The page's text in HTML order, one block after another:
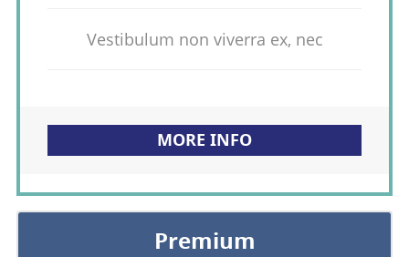
Vestibulum non viverra ex, nec
MORE INFO
Premium